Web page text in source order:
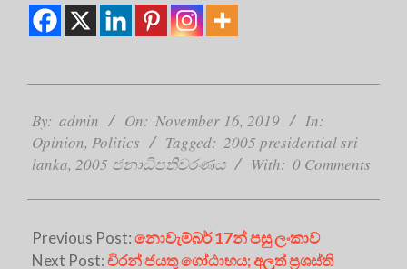
11-
16
By: admin On: November 16, 2019
In:
Opinion, Politics Tagged: 2005 presidential sri
lanka, 2005 ජනාධිපතිවරණය With: 0 Comments
Previous Post:නොවැම්බර් 17න් පසු ලංකාව
Next Post:චිරන් ජයතු ගෝඨාභය; අලුත් ප්‍රශස්ති